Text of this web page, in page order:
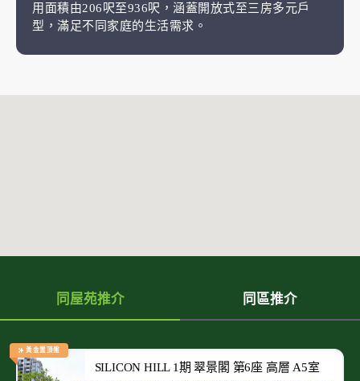
用面積由206呎至936呎，涵蓋開放式至三房多元戶
型，滿足不同家庭的生活需求。
同屋苑推介 同區推介
黃金置頂盤
SILICON HILL 1期 翠景閣 第6座 高層 A5室